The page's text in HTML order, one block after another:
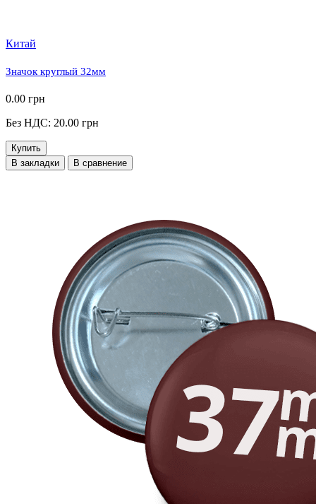
Китай
Значок круглый 32мм
0.00 грн
Без НДС: 20.00 грн
Купить
В закладки
В сравнение